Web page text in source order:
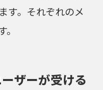
す。それぞれのメ
ザーが受ける